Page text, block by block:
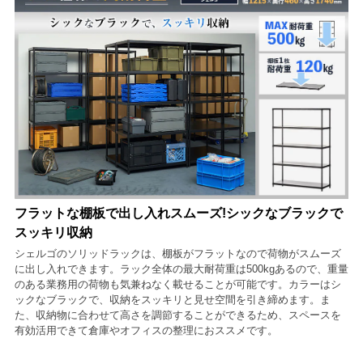
フラットな棚板で出し入れスムーズ!シックなブラックで
スッキリ収納
シェルゴのソリッドラックは、棚板がフラットなので荷物がスムーズ
に出し入れできます。ラック全体の最大耐荷重は500kgあるので、重量
のある業務用の荷物も気兼ねなく載せることが可能です。カラーはシ
ックなブラックで、収納をスッキリと見せ空間を引き締めます。ま
た、収納物に合わせて高さを調節することができるため、スペースを
有効活用できて倉庫やオフィスの整理におススメです。